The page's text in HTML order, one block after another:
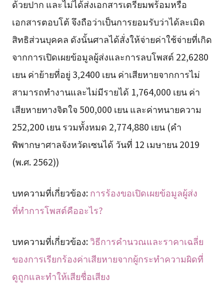
ด้วยปาก และไม่ได้ส่งเอกสารเตรียมพร้อมหรือ
เอกสารตอบโต้ จึงถือว่าเป็นการยอมรับว่าได้ละเมิด
สิทธิส่วนบุคคล ดังนั้นศาลได้สั่งให้จ่ายค่าใช้จ่ายที่เกิด
จากการเปิดเผยข้อมูลผู้ส่งและการลบโพสต์ 22,6280
เยน ค่าย้ายที่อยู่ 3,2400 เยน ค่าเสียหายจากการไม่
สามารถทำงานและไม่มีรายได้ 1,764,000 เยน ค่า
เสียหายทางจิตใจ 500,000 เยน และค่าทนายความ
252,200 เยน รวมทั้งหมด 2,774,880 เยน (คำ
พิพากษาศาลจังหวัดเซนได้ วันที่ 12 เมษายน 2019
(พ.ศ. 2562))
บทความที่เกี่ยวข้อง:การร้องขอเปิดเผยข้อมูลผู้ส่ง
ที่ทำการโพสต์คืออะไร?
บทความที่เกี่ยวข้อง:วิธีการคำนวณและราคาเฉลี่ย
ของการเรียกร้องค่าเสียหายจากผู้กระทำความผิดที่
ดูถูกและทำให้เสียชื่อเสียง